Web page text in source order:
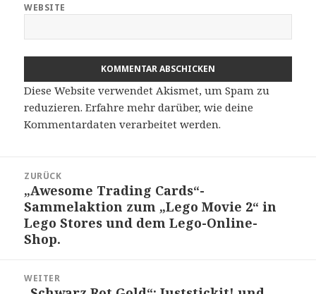
WEBSITE
Diese Website verwendet Akismet, um Spam zu
reduzieren.Erfahre mehr darüber, wie deine
Kommentardaten verarbeitet werden.
ZURÜCK
Vorheriger
Beitrag:
„Awesome Trading Cards“-
Sammelaktion zum „Lego Movie 2“ in
Lego Stores und dem Lego-Online-
Shop.
WEITER